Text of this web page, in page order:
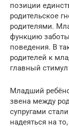
позиции
родительское
родителями.
функцию
поведения. В
родителей к
главный
Младший
звена между
супругами
надеяться на